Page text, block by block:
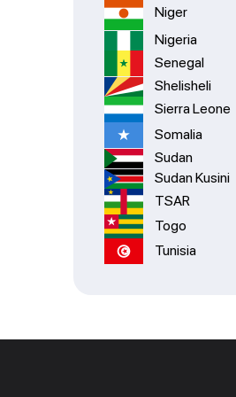
Niger
Nigeria
Senegal
Shelisheli
Sierra Leone
Somalia
Sudan
Sudan Kusini
TSAR
Togo
Tunisia